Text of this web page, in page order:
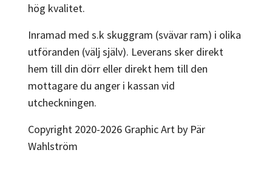
hög kvalitet.
Inramad med s.k skuggram (svävar ram) i olika
utföranden (välj själv). Leverans sker direkt
hem till din dörr eller direkt hem till den
mottagare du anger i kassan vid
utcheckningen.
Copyright 2020-2026 Graphic Art by Pär
Wahlström